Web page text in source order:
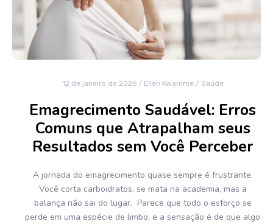
12 de janeiro de 2026 / Ellen Kwamme / Saúde
Emagrecimento Saudável: Erros
Comuns que Atrapalham seus
Resultados sem Você Perceber
A jornada do emagrecimento quase sempre é frustrante.
Você corta carboidratos, se mata na academia, mas a
balança não sai do lugar. Parece que todo o esforço se
perde em uma espécie de limbo, e a sensação é de que algo